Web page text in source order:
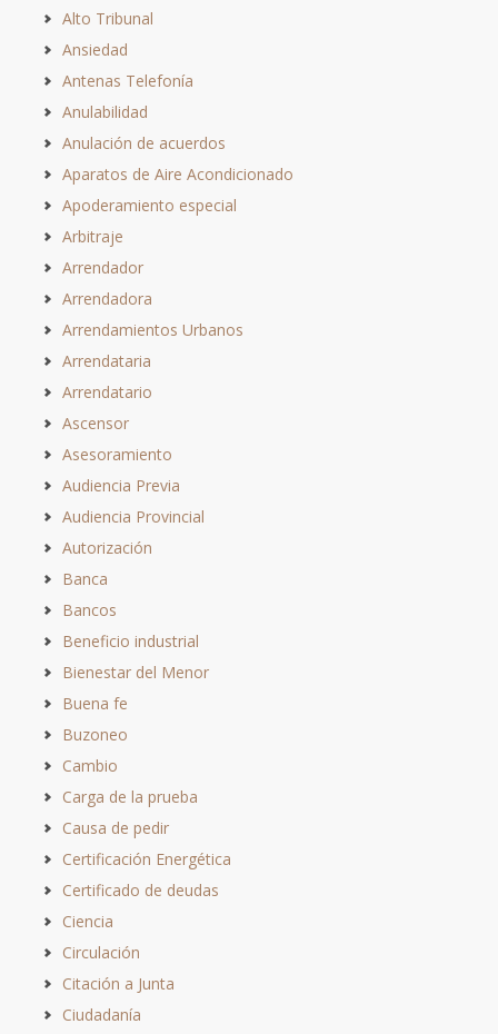
Alto Tribunal
Ansiedad
Antenas Telefonía
Anulabilidad
Anulación de acuerdos
Aparatos de Aire Acondicionado
Apoderamiento especial
Arbitraje
Arrendador
Arrendadora
Arrendamientos Urbanos
Arrendataria
Arrendatario
Ascensor
Asesoramiento
Audiencia Previa
Audiencia Provincial
Autorización
Banca
Bancos
Beneficio industrial
Bienestar del Menor
Buena fe
Buzoneo
Cambio
Carga de la prueba
Causa de pedir
Certificación Energética
Certificado de deudas
Ciencia
Circulación
Citación a Junta
Ciudadanía